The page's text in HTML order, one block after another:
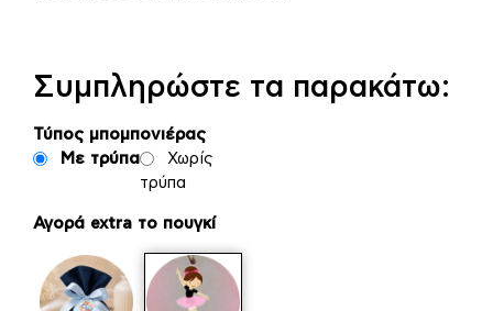
Συμπληρώστε τα παρακάτω:
Τύπος μπομπονιέρας
Με τρύπα
Χωρίς
τρύπα
Αγορά extra το πουγκί